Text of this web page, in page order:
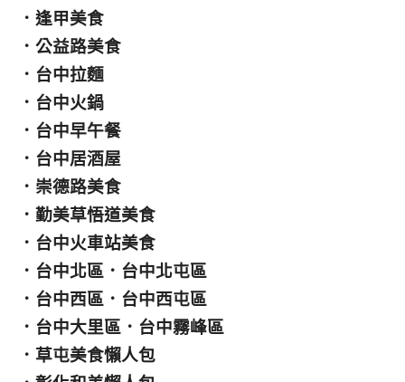
． 逢甲美食
． 公益路美食
． 台中拉麵
． 台中火鍋
． 台中早午餐
． 台中居酒屋
． 崇德路美食
． 勤美草悟道美食
． 台中火車站美食
． 台中北區 ． 台中北屯區
． 台中西區 ． 台中西屯區
． 台中大里區 ． 台中霧峰區
． 草屯美食懶人包